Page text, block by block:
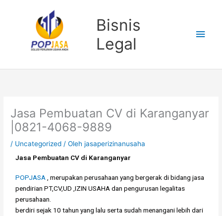
Bisnis
Legal
Jasa Pembuatan CV di Karanganyar
|0821-4068-9889
/ Uncategorized / Olehjasaperizinanusaha
Jasa Pembuatan CV di Karanganyar
POPJASA, merupakan perusahaan yang bergerak di bidang jasa
pendirian PT,CV,UD ,IZIN USAHA dan pengurusan legalitas
perusahaan.
berdiri sejak 10 tahun yang lalu serta sudah menangani lebih dari